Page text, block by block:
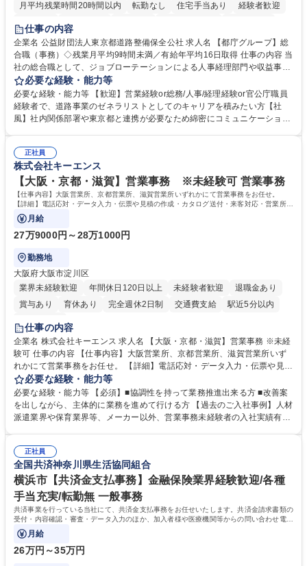
月平均残業時間20時間以内
転勤なし 住宅手当あり
経験者歓迎
研修あり
退職金あり
駅近5分以内
資格取得手当あり 食事補助あり
仕事の内容
企業名 公益財団法人東京都道路整備保全公社 求人名 【都庁グループ】総
合職（事務）◇残業月平均9時間未満／有給年平均16日取得 仕事の内容 当
社の総合職として、ジョブローテーションによる人事経理部門や収益事業
等のフロント部門の部署等幅広い部署での業務をお任せいたします。研修
制度やキャリア支援が充実しております！ ※下記業務詳細 【業務詳細】■
管理部門：広報、人事、経理など当公社の運営に係る管理業務 ■収益部
門：駐車場の新規開拓、管理運営、新宿駅西口広場の「イベントコーナ
道路施設や道路工事現場の見学ツアー事業 ※入社後は上記いずれかの部門
へ配属。※業務内容変更の範囲：会社の定める業務 募集職種 【都庁グル
ープ】総合職（事務）◇残業月平均9時間未満／有給年平均16日取得
必要な経験・能力等
必要な経験・能力等 【歓迎】営業経験or総務/人事/経理経験or官公庁職員
経験者で、道路事業のゼネラリストとしてのキャリアを積みたい方【社
風】社内関係部署や東京都と連携が必要なため綿密にコミュニケーション
部門など多岐に渡る業務を経験できます。 ■様々なプロジェクト：駐車場
事業の他、新宿駅西口広場内に設置された照明を兼ねた広告「ブライトサ
イン」の管理運営を行うなど、事業収益を生み出す活動を積極的に行って
います。 学歴・資格 学歴：大学院 大学 高専 短大 専修学校 高校 語学力：
資格：
正社員
株式会社キーエンス
【大阪・京都・滋賀】営業事務 ※未経験可 営業事務
【仕事内容】大阪営業所、京都営業所、滋賀営業所いずれかにて営業事務をお任せ。
【詳細】電話応対・データ入力・伝票や見積の作成・カタログ送付・来客対応・営業所内
で発生する事務業務や業務改善をお任せ。
月給
27万9000円～28万1000円
勤務地
大阪府大阪市淀川区
業界未経験歓迎
年間休日120日以上 未経験者歓迎
退職金あり
賞与あり
育休あり 完全週休2日制 交通費支給
駅近5分以内
土日祝休み
仕事の内容
企業名 株式会社キーエンス 求人名 【大阪・京都・滋賀】営業事務 ※未経
験可 仕事の内容 【仕事内容】大阪営業所、京都営業所、滋賀営業所いず
れかにて営業事務をお任せ。 【詳細】電話応対・データ入力・伝票や見積
の作成・カタログ送付・来客対応・営業所内で発生する事務業務や業務改
善をお任せ。 【教育制度】ご入社後、育成担当とペアになりながらOJTに
て業務を覚えていただくことが可能です。業務システムがきちんと構築さ
れているため、スムーズに仕事に慣れることができる環境です。また、
募集職種 【大阪・京都・滋賀】営業事務 ※未経験可
必要な経験・能力等
必要な経験・能力等 【必須】■協調性を持って業務推進出来る方 ■改善案
を出しながら、主体的に業務を進めて行ける方 【過去のご入社事例】人材
派遣業界や保育業界等、メーカー以外、営業事務未経験者の入社実績有
えて、お客様や社員の状況に合わせ、能動的なサポート、改善の動きも期
待され。組織を支えるスペシャリストとして、チームに貢献し、結果的に
社員から頼られる存在になることができます。平均19:30の退勤以降の業
務の持ち帰りも禁止されており、メリハリのある働き方となります。 学
歴・資格 学歴：大学院 大学 高専 短大 語学力： 資格：
正社員
全国共済神奈川県生活協同組合
横浜市【共済金支払事務】金融保険業界経験歓迎/各種
手当充実/転勤無 一般事務
共済事業を行っている当社にて、共済金支払事務をお任せいたします。共済金請求書類の
受付・内容確認・審査・データ入力のほか、加入者様や医療機関等からの問い合わせ電話
対応や書類発送等を担当します。
月給
26万円～35万円